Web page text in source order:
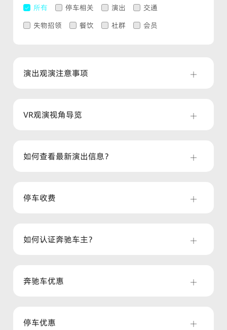
所有 停车相关 演出
交通
失物招领
餐饮 社群 会员
演出观演注意事项
VR观演视角导览
如何查看最新演出信息？
停车收费
如何认证奔驰车主？
奔驰车优惠
停车优惠